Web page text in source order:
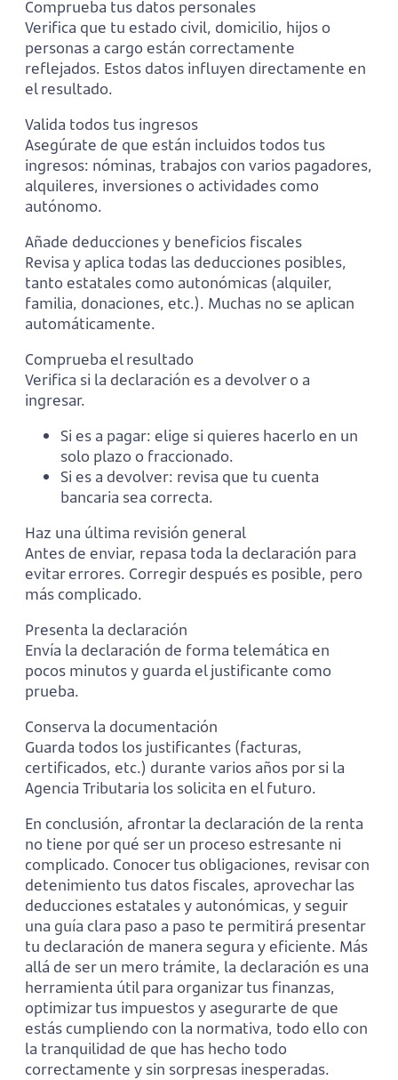
Comprueba tus datos personales
Verifica que tu estado civil, domicilio, hijos o
personas a cargo están correctamente
reflejados. Estos datos influyen directamente en
el resultado.
Valida todos tus ingresos
Asegúrate de que están incluidos todos tus
ingresos: nóminas, trabajos con varios pagadores,
alquileres, inversiones o actividades como
autónomo.
Añade deducciones y beneficios fiscales
Revisa y aplica todas las deducciones posibles,
tanto estatales como autonómicas (alquiler,
familia, donaciones, etc.). Muchas no se aplican
automáticamente.
Comprueba el resultado
Verifica si la declaración es a devolver o a
ingresar.
Si es a pagar: elige si quieres hacerlo en un
solo plazo o fraccionado.
Si es a devolver: revisa que tu cuenta
bancaria sea correcta.
Haz una última revisión general
Antes de enviar, repasa toda la declaración para
evitar errores. Corregir después es posible, pero
más complicado.
Presenta la declaración
Envía la declaración de forma telemática en
pocos minutos y guarda el justificante como
prueba.
Conserva la documentación
Guarda todos los justificantes (facturas,
certificados, etc.) durante varios años por si la
Agencia Tributaria los solicita en el futuro.
En conclusión, afrontar la declaración de la renta
no tiene por qué ser un proceso estresante ni
complicado. Conocer tus obligaciones, revisar con
detenimiento tus datos fiscales, aprovechar las
deducciones estatales y autonómicas, y seguir
una guía clara paso a paso te permitirá presentar
tu declaración de manera segura y eficiente. Más
allá de ser un mero trámite, la declaración es una
herramienta útil para organizar tus finanzas,
optimizar tus impuestos y asegurarte de que
estás cumpliendo con la normativa, todo ello con
la tranquilidad de que has hecho todo
correctamente y sin sorpresas inesperadas.